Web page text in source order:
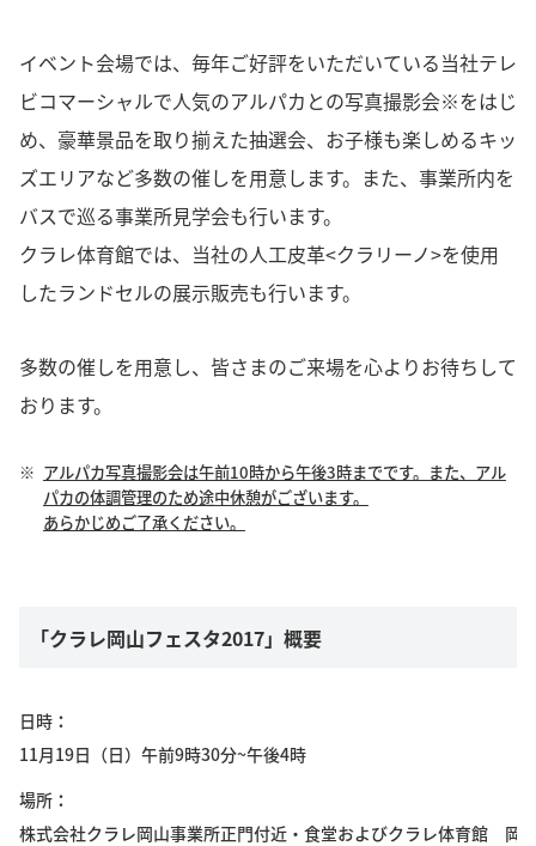
イベント会場では、毎年ご好評をいただいている当社テレ
ビコマーシャルで人気のアルパカとの写真撮影会※をはじ
め、豪華景品を取り揃えた抽選会、お子様も楽しめるキッ
ズエリアなど多数の催しを用意します。また、事業所内を
バスで巡る事業所見学会も行います。
クラレ体育館では、当社の人工皮革<クラリーノ>を使用
したランドセルの展示販売も行います。
多数の催しを用意し、皆さまのご来場を心よりお待ちして
おります。
※ アルパカ写真撮影会は午前10時から午後3時までです。また、アル
パカの体調管理のため途中休憩がございます。
あらかじめご了承ください。
「クラレ岡山フェスタ2017」概要
日時
11月19日（日）午前9時30分~午後4時
場所
株式会社クラレ岡山事業所正門付近・食堂およびクラレ体育館 岡